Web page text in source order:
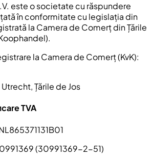
este o societate cu răspundere
în conformitate cu legislația din
la Camera de Comerț din Țările
la Camera de Comerț (KvK):
Utrecht, Țările de Jos
TVA
(30991369-2-51)